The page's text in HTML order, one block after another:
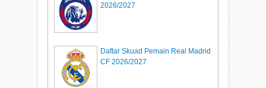
2026/2027
Daftar Skuad Pemain Real Madrid
CF 2026/2027